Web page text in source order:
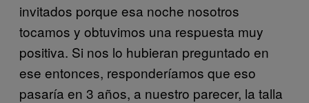
invitados porque esa noche nosotros
tocamos y obtuvimos una respuesta muy
positiva. Si nos lo hubieran preguntado en
ese entonces, responderíamos que eso
pasaría en 3 años, a nuestro parecer, la talla